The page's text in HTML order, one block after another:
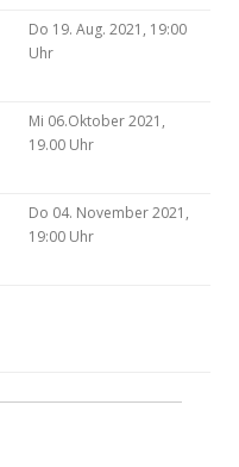
Do 19. Aug. 2021, 19:00
Uhr
Mi 06.Oktober 2021,
19.00 Uhr
Do 04. November 2021,
19:00 Uhr